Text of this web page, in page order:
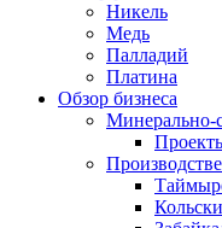
Никель
Медь
Палладий
Платина
Обзор бизнеса
Минерально-